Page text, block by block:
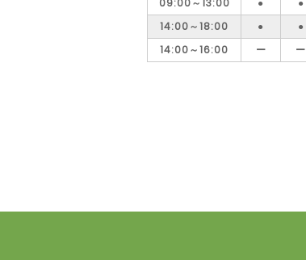
09:00～13:00
● ●
14:00～18:00
● ●
14:00～16:00
ー ー